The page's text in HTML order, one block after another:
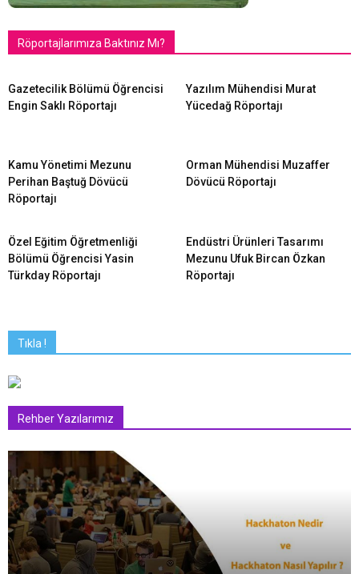
Röportajlarımıza Baktınız Mı?
Gazetecilik Bölümü Öğrencisi
Engin Saklı Röportajı
Yazılım Mühendisi Murat
Yücedağ Röportajı
Kamu Yönetimi Mezunu
Perihan Baştuğ Dövücü
Röportajı
Orman Mühendisi Muzaffer
Dövücü Röportajı
Özel Eğitim Öğretmenliği
Bölümü Öğrencisi Yasin
Türkday Röportajı
Endüstri Ürünleri Tasarımı
Mezunu Ufuk Bircan Özkan
Röportajı
Tıkla !
Rehber Yazılarımız